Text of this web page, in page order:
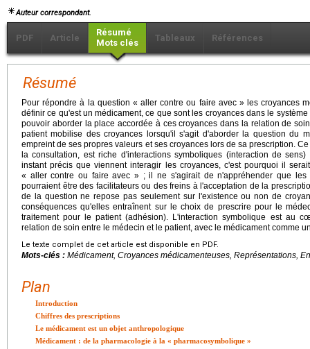
Auteur correspondant.
PDF Article
Résumé
Mots clés
Tableaux Références
Résumé
Pour répondre à la question « aller contre ou faire avec » les croyances
définir ce qu'est un médicament, ce que sont les croyances dans le
pouvoir aborder la place accordée à ces croyances dans la relation de
patient mobilise des croyances lorsqu'il s'agit d'aborder la question du
empreint de ses propres valeurs et ses croyances lors de sa prescription.
la consultation, est riche d'interactions symboliques (interaction de
instant précis que viennent interagir les croyances, c'est pourquoi il
« aller contre ou faire avec » ; il ne s'agirait de n'appréhender que les
pourraient être des facilitateurs ou des freins à l'acceptation de la
de la question ne repose pas seulement sur l'existence ou non de
conséquences qu'elles entraînent sur le choix de prescrire pour le
traitement pour le patient (adhésion). L'interaction symbolique est au
relation de soin entre le médecin et le patient, avec le médicament comme
Le texte complet de cet article est disponible en PDF.
Mots-clés : Médicament, Croyances médicamenteuses, Représentations,
Plan
Introduction
Chiffres des prescriptions
Le médicament est un objet anthropologique
Médicament : de la pharmacologie à la « pharmacosymbolique »